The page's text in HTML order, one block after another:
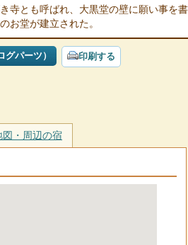
寺とも呼ばれ、大黒堂の壁に願い事を
お堂が建立された。
パーツ） 印刷する
図・周辺の宿